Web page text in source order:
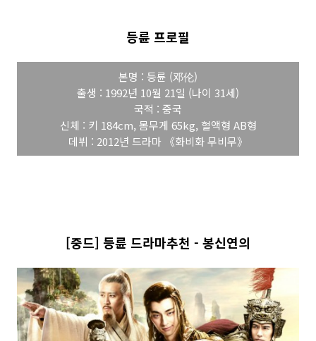
등륜 프로필
본명 : 등륜 (邓伦)
출생 : 1992년 10월 21일 (나이 31세)
국적 : 중국
신체 : 키 184cm, 몸무게 65kg, 혈액형 AB형
데뷔 : 2012년 드라마 《화비화 무비무》
[중드] 등륜 드라마추천 - 봉신연의